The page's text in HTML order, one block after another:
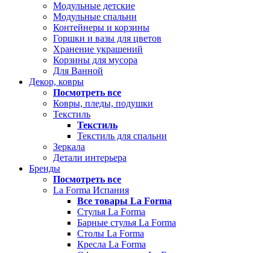
Модульные детские
Модульные спальни
Контейнеры и корзины
Горшки и вазы для цветов
Хранение украшений
Корзины для мусора
Для Ванной
Декор, ковры
Посмотреть все
Ковры, пледы, подушки
Текстиль
Текстиль
Текстиль для спальни
Зеркала
Детали интерьера
Бренды
Посмотреть все
La Forma Испания
Все товары La Forma
Стулья La Forma
Барные стулья La Forma
Столы La Forma
Кресла La Forma